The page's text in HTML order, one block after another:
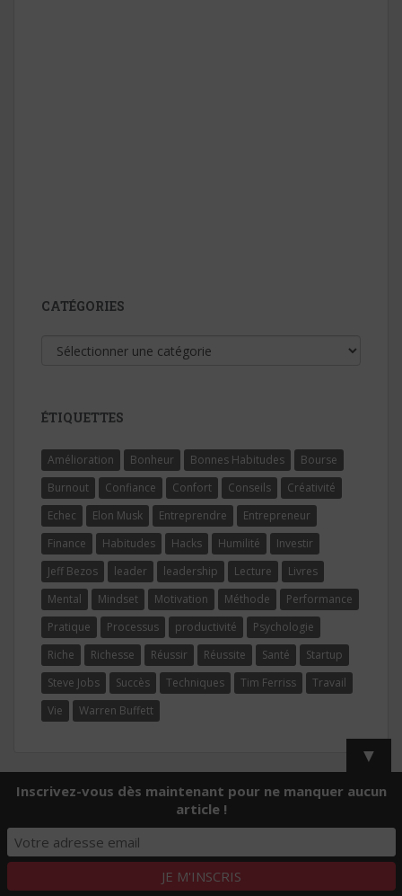
CATÉGORIES
Catégories
ÉTIQUETTES
Amélioration Bonheur Bonnes Habitudes
Bourse
Burnout
Confiance Confort Conseils
Créativité
Echec
Elon Musk Entreprendre
Entrepreneur
Finance
Habitudes Hacks Humilité
Investir
Jeff Bezos
leader leadership Lecture
Livres
Mental
Mindset Motivation Méthode
Performance
Pratique
Processus productivité
Psychologie
Riche
Richesse Réussir Réussite Santé
Startup
Steve Jobs
Succès Techniques Tim Ferriss
Travail
Vie
Warren Buffett
© jedeviensmeilleur.fr - 2018 | Thème par
WordPress
▼
Inscrivez-vous dès maintenant pour ne manquer aucun
article !